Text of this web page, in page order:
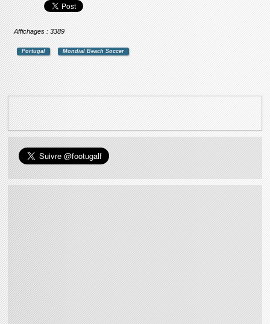
Affichages : 3389
Portugal Mondial Beach Soccer